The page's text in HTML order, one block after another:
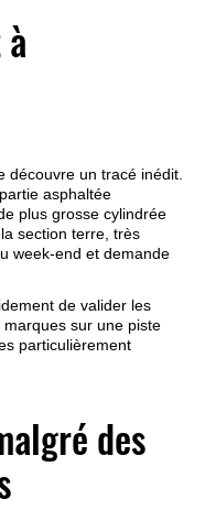
découvre un tracé inédit.
asphaltée
plus grosse cylindrée
section terre, très
week-end et demande
de valider les
sur une piste
particulièrement
des